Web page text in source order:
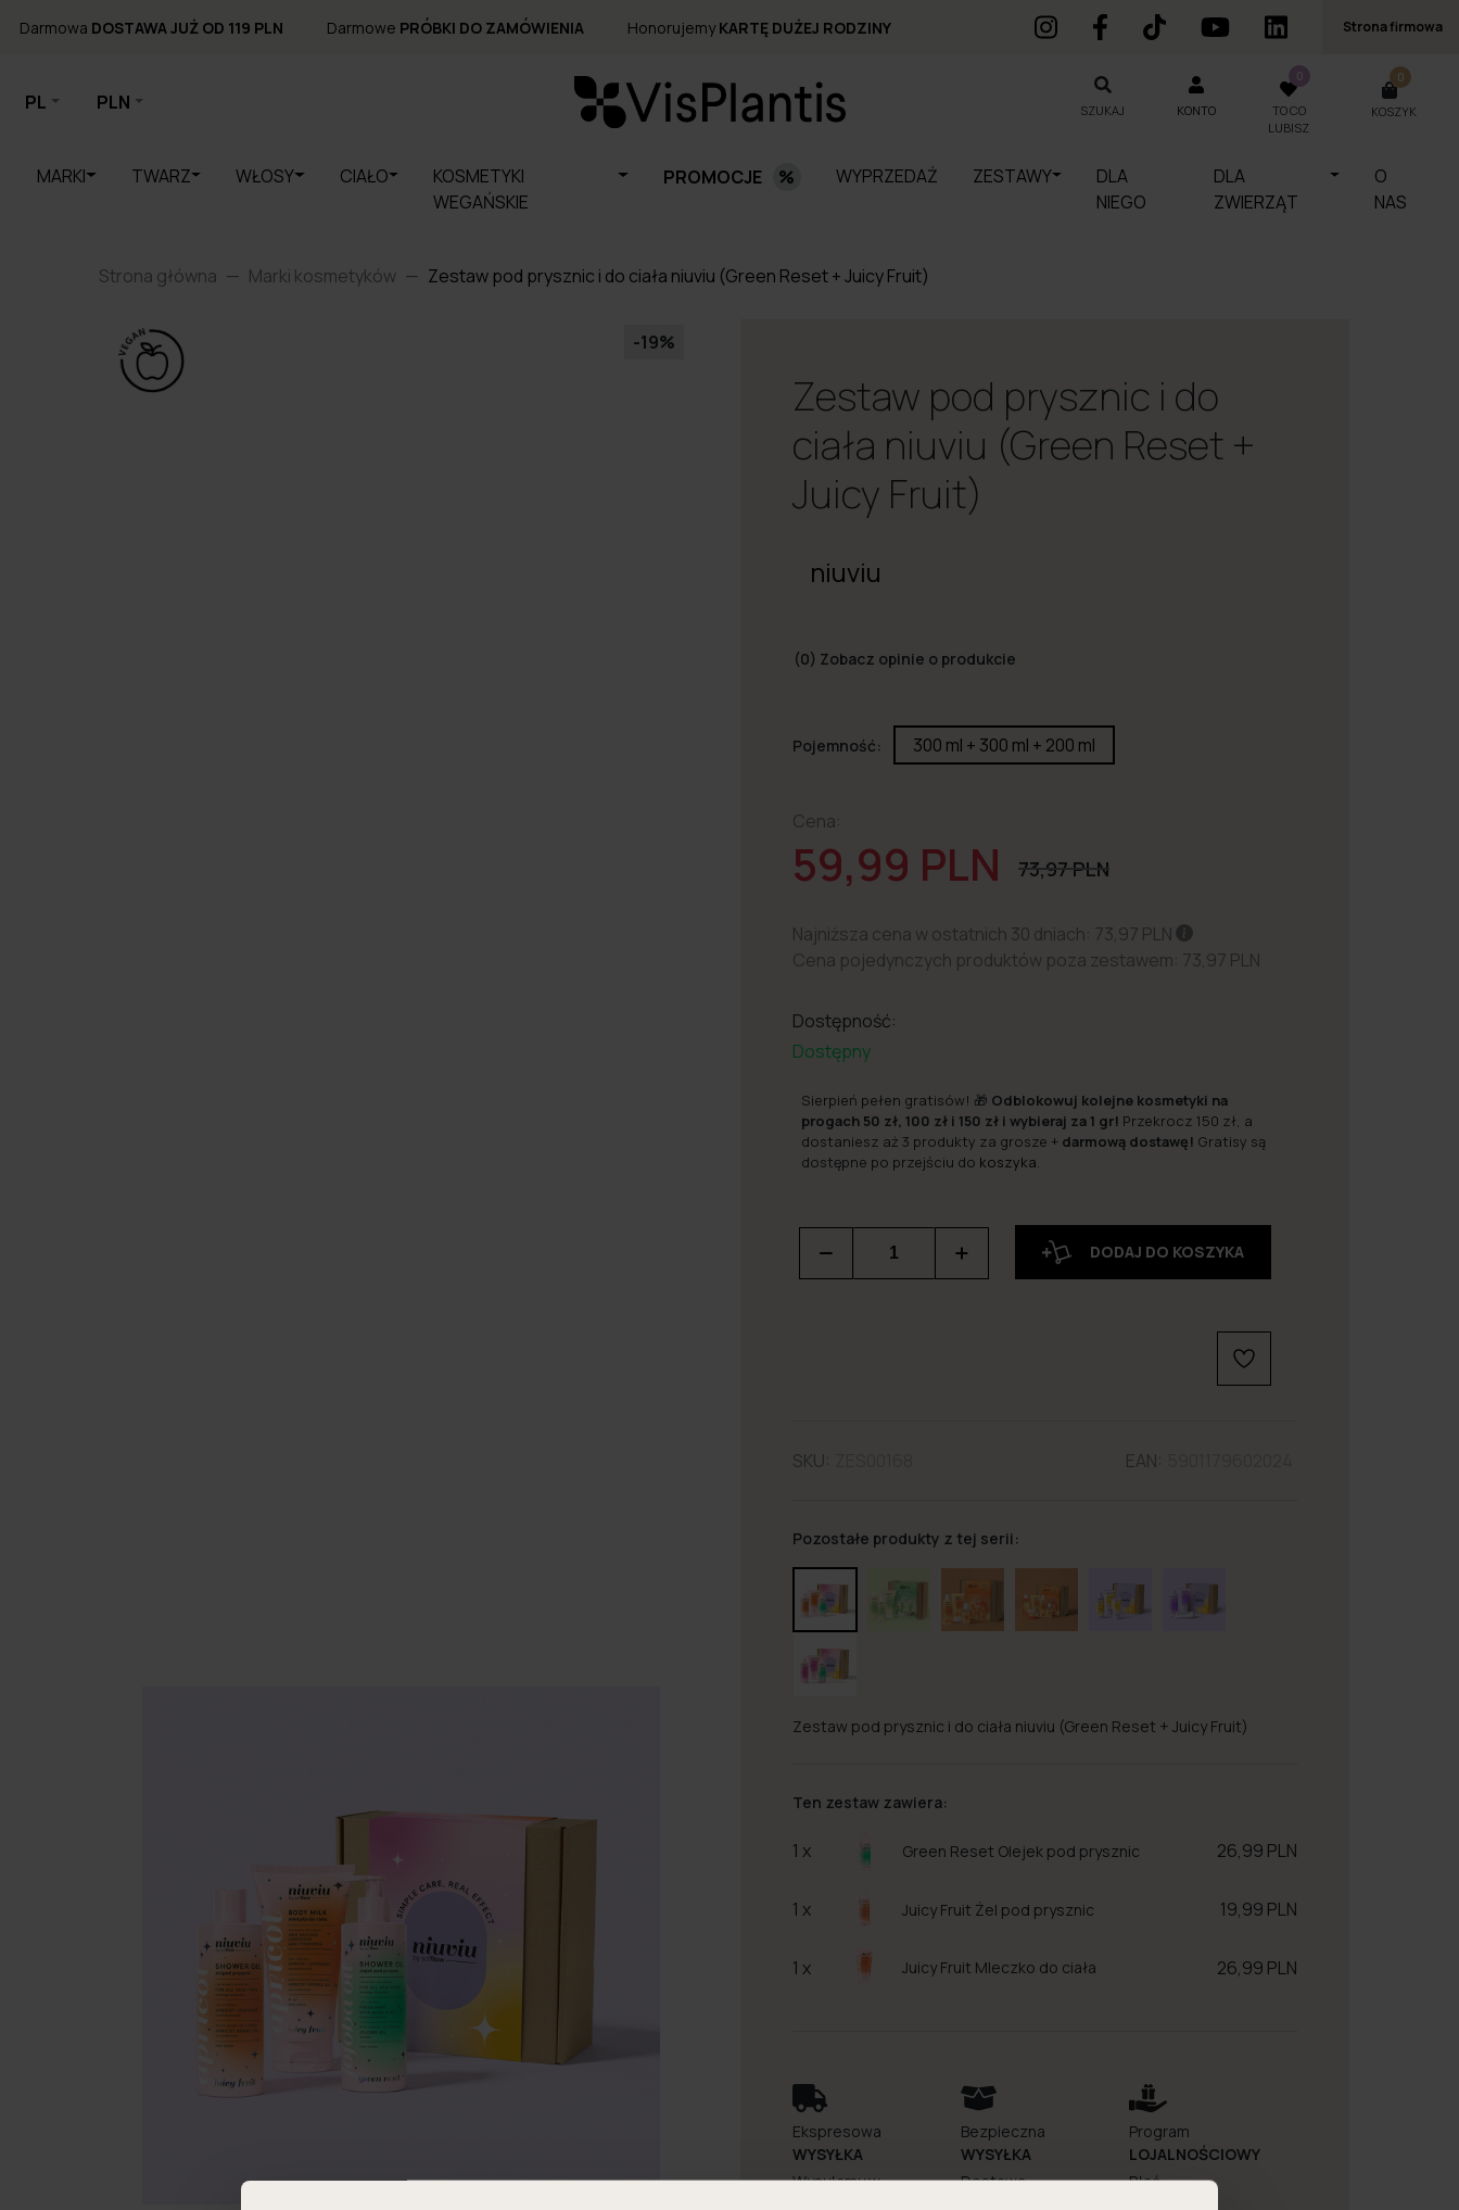
Darmowa DOSTAWA JUŻ OD 119 PLN Darmowe PRÓBKI DO ZAMÓWIENIA HonorujemyKARTĘ DUŻEJ RODZINY Strona firmowa
PL PLN SZUKAJ KONTO
0
TO CO
LUBISZ
0
KOSZYK
MARKI TWARZ WŁOSY CIAŁO
KOSMETYKI
WEGAŃSKIE
PROMOCJE WYPRZEDAŻ ZESTAWY
DLA
NIEGO
DLA
ZWIERZĄT
O
NAS
SZUKAJ
Strona główna Marki kosmetyków Zestaw pod prysznic i do ciała niuviu (Green Reset + Juicy Fruit)
-19%
Zestaw pod prysznic i do
ciała niuviu (Green Reset +
Juicy Fruit)
niuviu
(0) Zobacz opinie o produkcie
Pojemność: 300 ml + 300 ml + 200 ml
Cena:
59,99 PLN 73,97 PLN
Najniższa cena w ostatnich 30 dniach: 73,97 PLN
Cena pojedynczych produktów poza zestawem: 73,97 PLN
Dostępność:
Dostępny
Sierpień pełen gratisów! 🎁 Odblokowuj kolejne kosmetyki na
progach 50 zł, 100 zł i 150 zł i wybieraj za 1 gr! Przekrocz 150 zł, a
dostaniesz aż 3 produkty za grosze + darmową dostawę! Gratisy są
dostępne po przejściu do koszyka.
DODAJ DO KOSZYKA
SKU: EAN:
Pozostałe produkty z tej serii:
Zestaw pod prysznic i do ciała niuviu (Green Reset + Juicy Fruit)
Ten zestaw zawiera:
1 x Green Reset Olejek pod prysznic 26,99 PLN
1 x Juicy Fruit Żel pod prysznic 19,99 PLN
1 x Juicy Fruit Mleczko do ciała 26,99 PLN
Ekspresowa
WYSYŁKA
Wysyłamy w
Bezpieczna
WYSYŁKA
Dostawa
Program
LOJALNOŚCIOWY
Płać